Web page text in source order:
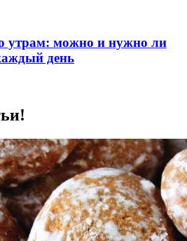
утрам: можно и нужно ли
день